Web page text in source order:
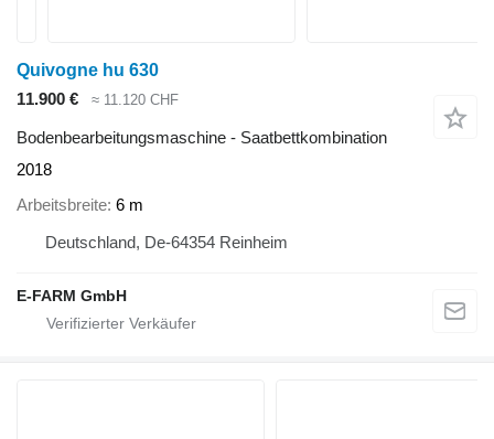
Quivogne hu 630
11.900 €
≈ 11.120 CHF
Bodenbearbeitungsmaschine - Saatbettkombination
2018
Arbeitsbreite 6 m
Deutschland, De-64354 Reinheim
E-FARM GmbH